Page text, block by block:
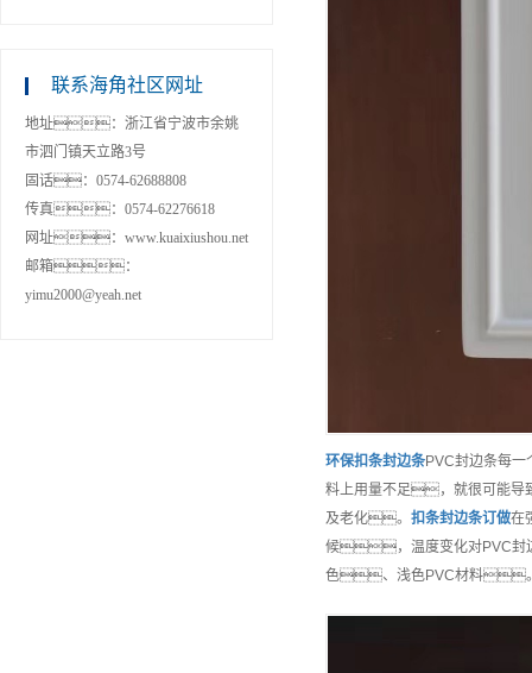
联系海角社区网址
地址：浙江省宁波市余姚
市泗门镇天立路3号
固话：0574-62688808
传真：0574-62276618
网址：www.kuaixiushou.net
邮箱：
yimu2000@yeah.net
环保扣条封边条PVC封边条每
料上用量不足，就很可能导
及老化。 扣条封边条订做在
候，温度变化对PVC封
色、浅色PVC材料